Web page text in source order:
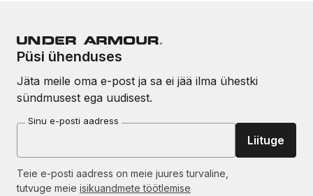
Püsi ühenduses
Jäta meile oma e-post ja sa ei jää ilma ühestki
sündmusest ega uudisest.
Sinu e-posti aadress
Liituge
Teie e-posti aadress on meie juures turvaline,
tutvuge meie isikuandmete töötlemise